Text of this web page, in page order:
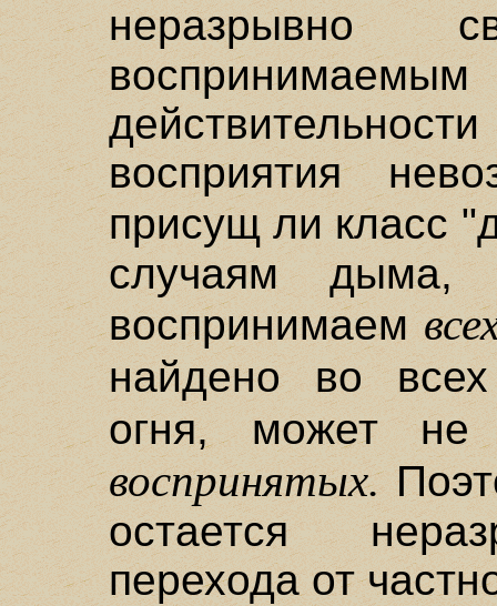
восприятия
присущ ли класс
случаям
воспринимаем
найдено во
огня, может не
воспринятых.
остается
перехода от